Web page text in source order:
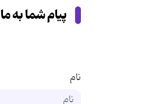
پیام شما به ما
نام